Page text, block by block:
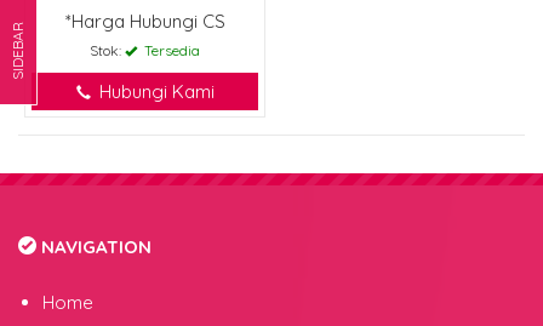
*Harga Hubungi CS
Stok: Tersedia
Hubungi Kami
SIDEBAR
NAVIGATION
Home